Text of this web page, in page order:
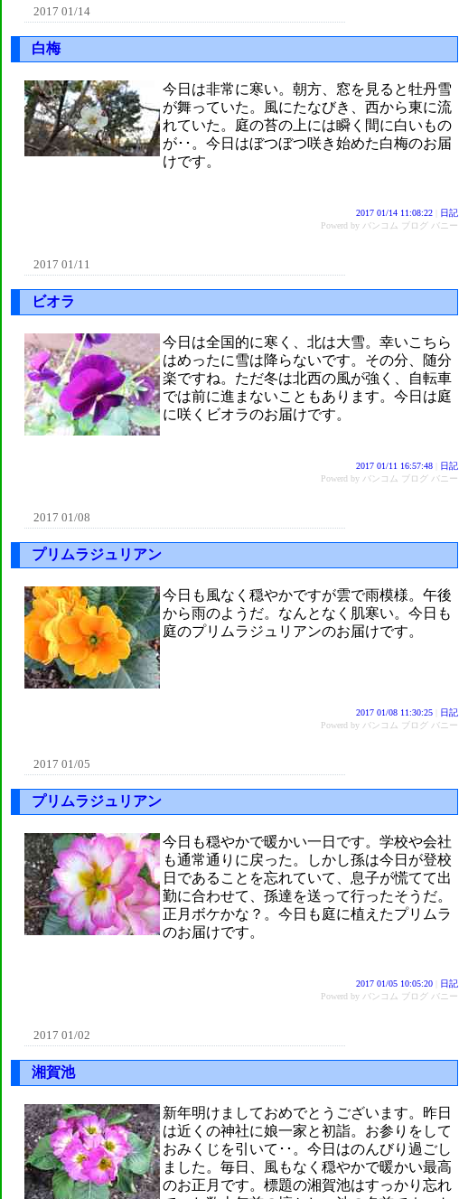
2017 01/14
白梅
今日は非常に寒い。朝方、窓を見ると牡丹雪
が舞っていた。風にたなびき、西から東に流
れていた。庭の苔の上には瞬く間に白いもの
が･･。今日はぼつぼつ咲き始めた白梅のお届
けです。
2017 01/14 11:08:22
日記
Powerd by バンコム ブログ バニー
2017 01/11
ビオラ
今日は全国的に寒く、北は大雪。幸いこちら
はめったに雪は降らないです。その分、随分
楽ですね。ただ冬は北西の風が強く、自転車
では前に進まないこともあります。今日は庭
に咲くビオラのお届けです。
2017 01/11 16:57:48
日記
Powerd by バンコム ブログ バニー
2017 01/08
プリムラジュリアン
今日も風なく穏やかですが雲で雨模様。午後
から雨のようだ。なんとなく肌寒い。今日も
庭のプリムラジュリアンのお届けです。
2017 01/08 11:30:25
日記
Powerd by バンコム ブログ バニー
2017 01/05
プリムラジュリアン
今日も穏やかで暖かい一日です。学校や会社
も通常通りに戻った。しかし孫は今日が登校
日であることを忘れていて、息子が慌てて出
勤に合わせて、孫達を送って行ったそうだ。
正月ボケかな？。今日も庭に植えたプリムラ
のお届けです。
2017 01/05 10:05:20
日記
Powerd by バンコム ブログ バニー
2017 01/02
湘賀池
新年明けましておめでとうございます。昨日
は近くの神社に娘一家と初詣。お参りをして
おみくじを引いて･･。今日はのんびり過ごし
ました。毎日、風もなく穏やかで暖かい最高
のお正月です。標題の湘賀池はすっかり忘れ